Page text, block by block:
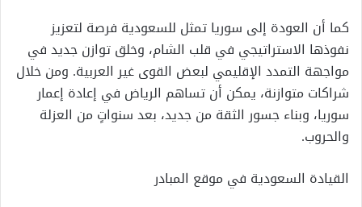
كما أن العودة إلى سوريا تمثل للسعودية فرصة لتعزيز
نفوذها الاستراتيجي في قلب الشام، وخلق توازن جديد في
مواجهة التمدد الإقليمي لبعض القوى غير العربية. ومن خلال
شراكات متوازنة، يمكن أن تساهم الرياض في إعادة إعمار
سوريا، وبناء جسور الثقة من جديد، بعد سنواتٍ من العزلة
والحروب.
القيادة السعودية في موقع المبادر